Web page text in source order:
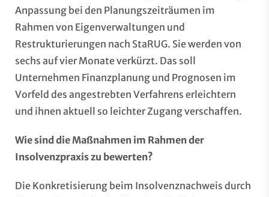
Anpassung bei den Planungszeiträumen im
Rahmen von Eigenverwaltungen und
Restrukturierungen nach StaRUG. Sie werden von
sechs auf vier Monate verkürzt. Das soll
Unternehmen Finanzplanung und Prognosen im
Vorfeld des angestrebten Verfahrens erleichtern
und ihnen aktuell so leichter Zugang verschaffen.
Wie sind die Maßnahmen im Rahmen der
Insolvenzpraxis zu bewerten?
Die Konkretisierung beim Insolvenznachweis durch